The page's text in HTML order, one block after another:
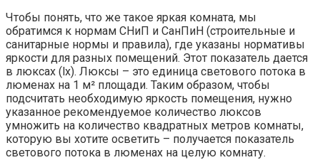
Чтобы понять, что же такое яркая комната, мы
обратимся к нормам СНиП и СанПиН (строительные и
санитарные нормы и правила), где указаны нормативы
яркости для разных помещений. Этот показатель дается
в люксах (lx). Люксы – это единица светового потока в
люменах на 1 м² площади. Таким образом, чтобы
подсчитать необходимую яркость помещения, нужно
указанное рекомендуемое количество люксов
умножить на количество квадратных метров комнаты,
которую вы хотите осветить – получается показатель
светового потока в люменах на целую комнату.